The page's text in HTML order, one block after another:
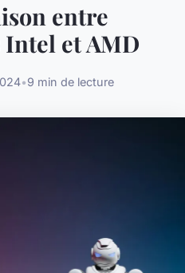
entre
Intel et AMD
•9 min de lecture